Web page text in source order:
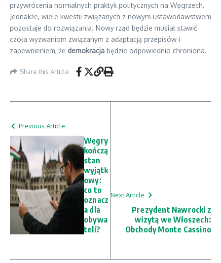
przywrócenia normalnych praktyk politycznych na Węgrzech.
Jednakże, wiele kwestii związanych z nowym ustawodawstwem
pozostaje do rozwiązania. Nowy rząd będzie musiał stawić
czoła wyzwaniom związanym z adaptacją przepisów i
zapewnieniem, że demokracja będzie odpowiednio chroniona.
Share this Article
Previous Article
Węgry
kończą
stan
wyjątk
owy:
co to
oznacz
a dla
obywa
teli?
Next Article
Prezydent Nawrocki z
wizytą we Włoszech:
Obchody Monte Cassino